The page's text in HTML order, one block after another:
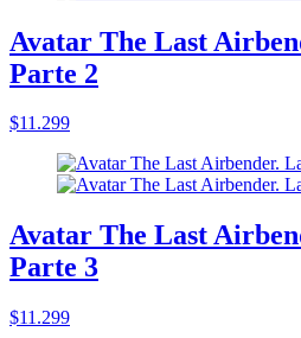
Avatar The Last
Parte 2
$11.299
Avatar The Last
Parte 3
$11.299